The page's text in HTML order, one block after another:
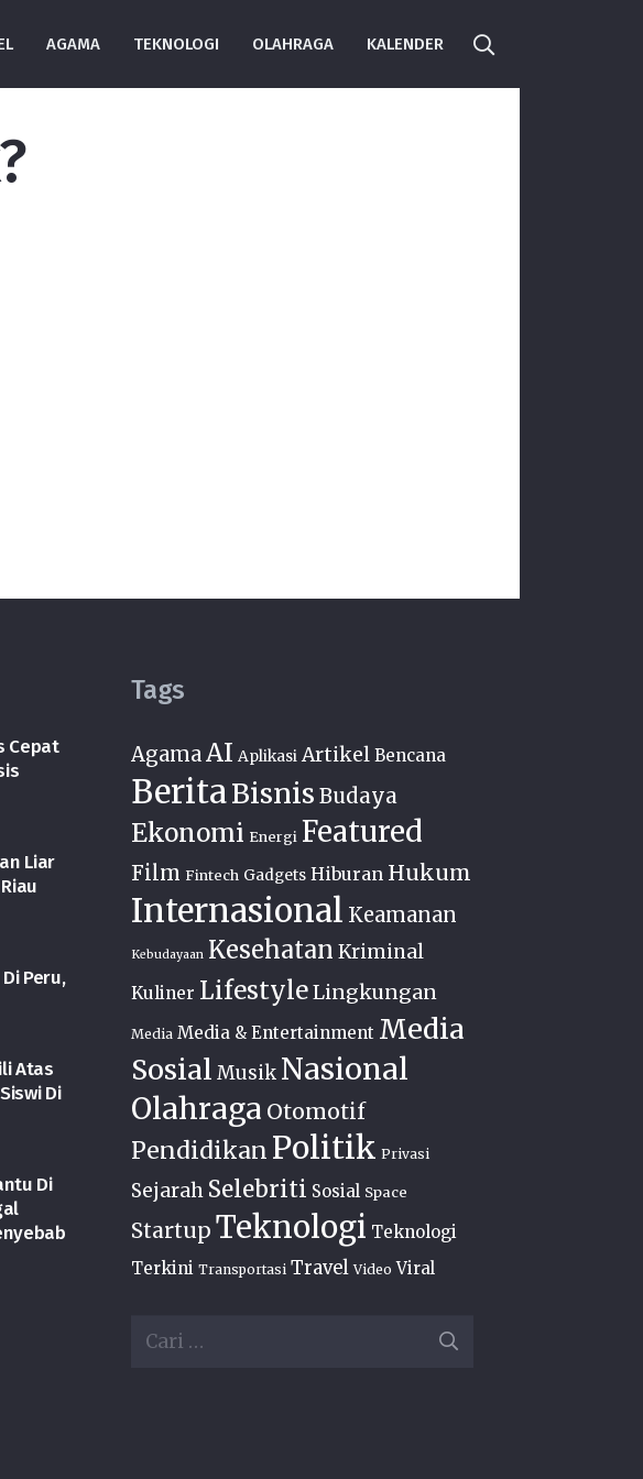
AGAMA TEKNOLOGI OLAHRAGA KALENDER
Cepat
Liar
Peru,
Atas
Di
Di
Tags
AgamaAI Aplikasi Artikel Bencana
BeritaBisnis Budaya
Ekonomi Energi Featured
Film Fintech Gadgets Hiburan Hukum
Internasional Keamanan
Kebudayaan Kesehatan Kriminal
Kuliner LifestyleLingkungan
Media Media & Entertainment Media
Sosial Musik Nasional
Olahraga Otomotif
Pendidikan Politik Privasi
Sejarah Selebriti Sosial Space
Startup Teknologi Teknologi
Terkini Transportasi Travel Video Viral
Cari